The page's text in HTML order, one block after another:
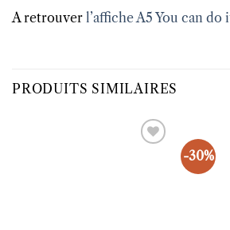
A retrouver l’affiche A5 You can do
PRODUITS SIMILAIRES
-30%